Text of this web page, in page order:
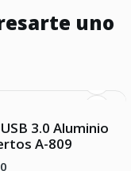
uno
3.0 Aluminio
A-809